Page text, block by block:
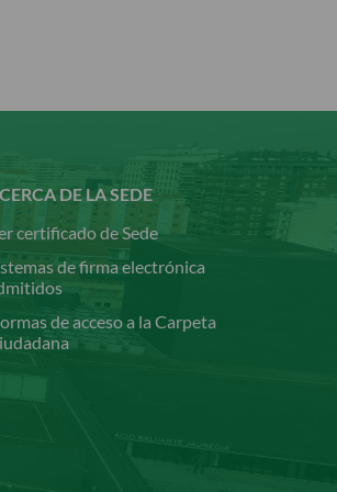
DE LA SEDE
certificado de Sede
de firma electrónica
de acceso a la Carpeta